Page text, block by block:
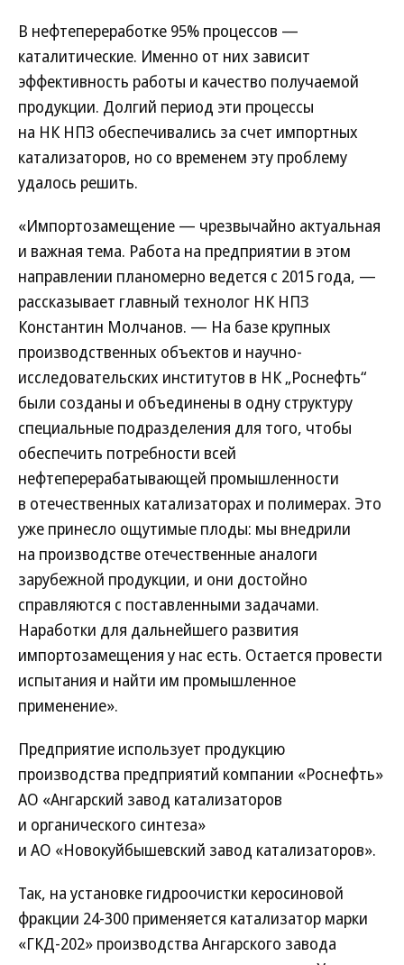
В нефтепереработке 95% процессов —
каталитические. Именно от них зависит
эффективность работы и качество получаемой
продукции. Долгий период эти процессы
на НК НПЗ обеспечивались за счет импортных
катализаторов, но со временем эту проблему
удалось решить.
«Импортозамещение — чрезвычайно актуальная
и важная тема. Работа на предприятии в этом
направлении планомерно ведется с 2015 года, —
рассказывает главный технолог НК НПЗ
Константин Молчанов. — На базе крупных
производственных объектов и научно-
исследовательских институтов в НК „Роснефть“
были созданы и объединены в одну структуру
специальные подразделения для того, чтобы
обеспечить потребности всей
нефтеперерабатывающей промышленности
в отечественных катализаторах и полимерах. Это
уже принесло ощутимые плоды: мы внедрили
на производстве отечественные аналоги
зарубежной продукции, и они достойно
справляются с поставленными задачами.
Наработки для дальнейшего развития
импортозамещения у нас есть. Остается провести
испытания и найти им промышленное
применение».
Предприятие использует продукцию
производства предприятий компании «Роснефть»
АО «Ангарский завод катализаторов
и органического синтеза»
и АО «Новокуйбышевский завод катализаторов».
Так, на установке гидроочистки керосиновой
фракции 24-300 применяется катализатор марки
«ГКД-202» производства Ангарского завода